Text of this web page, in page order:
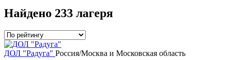
Найдено 233 лагеря
ДОЛ "Радуга" Россия/Москва и Московская область